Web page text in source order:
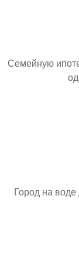
Семейную
Город на воде